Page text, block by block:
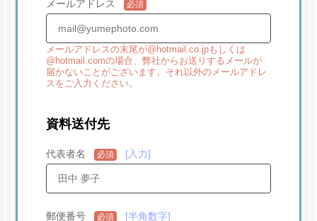
メールアドレス 必須
メールアドレスの末尾が@hotmail.co.jpもしくは
@hotmail.comの場合、弊社からお送りするメールが
届かないことがございます。それ以外のメールアドレ
スをご入力ください。
資料送付先
代表者名 必須 入力
郵便番号 必須 半角数字